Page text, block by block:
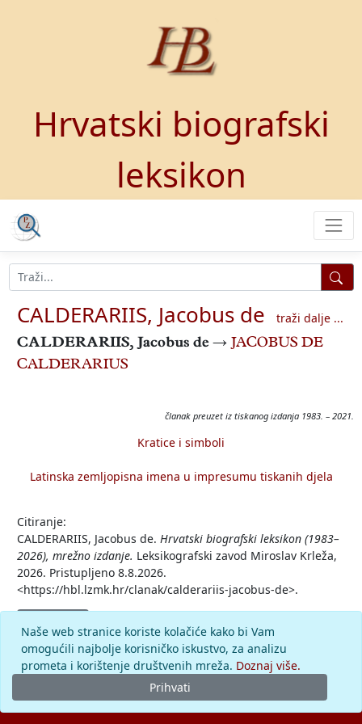
Hrvatski biografski
leksikon
CALDERARIIS, Jacobus de
traži dalje ...
CALDERARIIS, Jacobus de → JACOBUS DE
CALDERARIUS
članak preuzet iz tiskanog izdanja 1983. – 2021.
Kratice i simboli
Latinska zemljopisna imena u impresumu tiskanih djela
Citiranje:
CALDERARIIS, Jacobus de. Hrvatski biografski leksikon (1983–
2026), mrežno izdanje. Leksikografski zavod Miroslav Krleža,
2026. Pristupljeno 8.8.2026.
<https://hbl.lzmk.hr/clanak/calderariis-jacobus-de>.
Komentar
Naše web stranice koriste kolačiće kako bi Vam
omogućili najbolje korisničko iskustvo, za analizu
prometa i korištenje društvenih mreža. Doznaj više.
Prihvati
© 2026.Leksikografski zavodMiroslav Krleža